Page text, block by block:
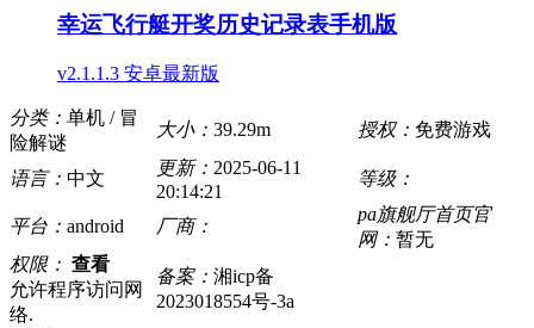
幸运飞行艇开奖历史记录表手机版
v2.1.1.3 安卓最新版
分类： 单机 / 冒
险解谜
大小： 39.29m 授权： 免费游戏
语言： 中文
更新： 2025-06-11
20:14:21
等级：
平台： android 厂商：
pa旗舰厅首页官
网： 暂无
权限： 查看
允许程序访问网
络.
备案： 湘icp备
2023018554号-3a